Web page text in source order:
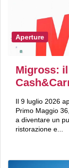
Aperture
Migross:
Il 9 luglio 2026
Primo Maggio
a diventare un
ristorazione e...